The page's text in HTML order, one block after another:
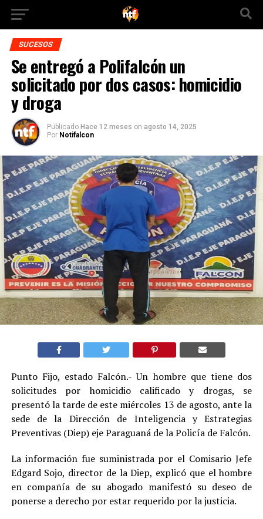
SUCESOS
Se entregó a Polifalcón un
solicitado por dos casos: homicidio
y droga
Publicado Hace 12 meses on agosto 14, 2025
Por Notifalcon
Punto Fijo, estado Falcón.- Un hombre que tiene dos
solicitudes por homicidio calificado y drogas, se
presentó la tarde de este miércoles 13 de agosto, ante la
sede de la Dirección de Inteligencia y Estrategias
Preventivas (Diep) eje Paraguaná de la Policía de Falcón.
La información fue suministrada por el Comisario Jefe
Edgard Sojo, director de la Diep, explicó que el hombre
en compañía de su abogado manifestó su deseo de
ponerse a derecho por estar requerido por la justicia.